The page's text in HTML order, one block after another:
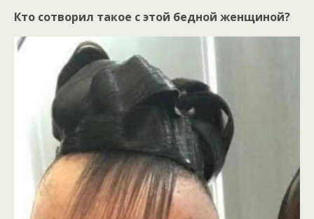
Кто сотворил такое с этой бедной женщиной?